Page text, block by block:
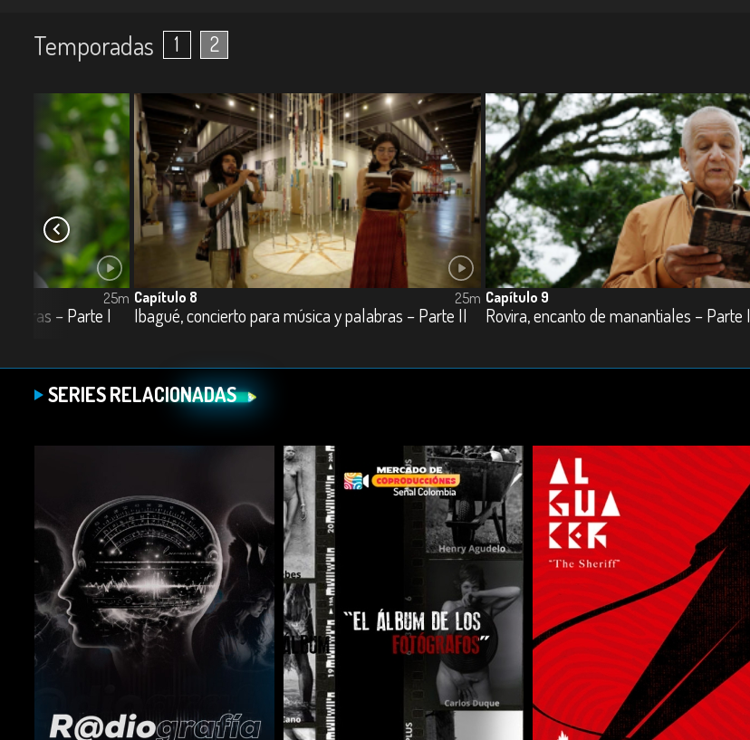
Temporadas 1 2
– Parte I
25m Capítulo 8
Ibagué, concierto para música y palabras – Parte II
25m Capítulo 9
Rovira, encanto de manantiales – Parte I
SERIES RELACIONADAS